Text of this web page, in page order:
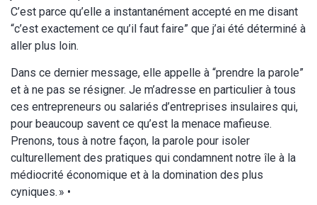
C’est parce qu’elle a instantanément accepté en me disant
“c’est exactement ce qu’il faut faire” que j’ai été déterminé à
aller plus loin.
Dans ce dernier message, elle appelle à “prendre la parole”
et à ne pas se résigner. Je m’adresse en particulier à tous
ces entrepreneurs ou salariés d’entreprises insulaires qui,
pour beaucoup savent ce qu’est la menace mafieuse.
Prenons, tous à notre façon, la parole pour isoler
culturellement des pratiques qui condamnent notre île à la
médiocrité économique et à la domination des plus
cyniques. » •